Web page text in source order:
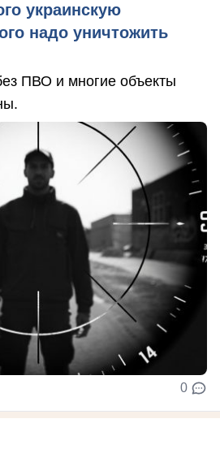
украинскую
надо уничтожить
ПВО и многие объекты
0